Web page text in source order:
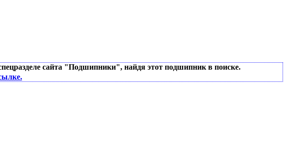
сайта "Подшипники", найдя этот подшипник в поиске.